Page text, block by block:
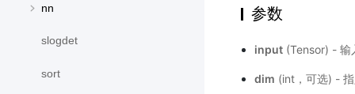
nn
slogdet
sort
参数
input(Tensor) - 输
dim (int，可选) -